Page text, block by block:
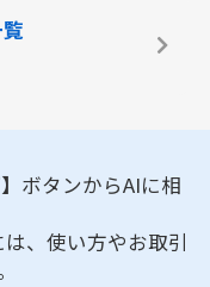
ボタンからAIに相
は、使い方やお取引